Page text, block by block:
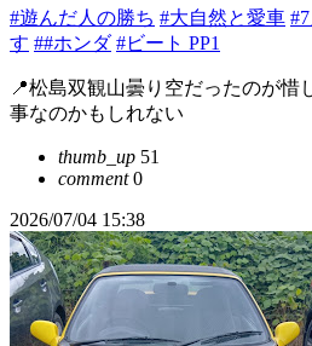
#遊んだ人の勝ち #大自然と愛車
す ##ホンダ #ビート PP1
📍松島双観山曇り空だったのが惜
事なのかもしれない
thumb_up 51
comment0
2026/07/04 15:38